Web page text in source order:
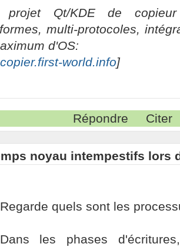
projet Qt/KDE de
multi-protocoles,
d'OS:
world.info]
Répondre Citer
noyau intempestifs lors
Regarde quels sont les
Dans les phases